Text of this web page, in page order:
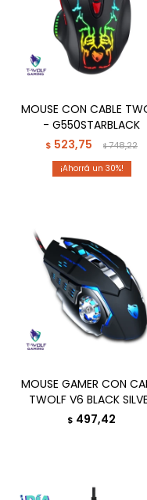
MOUSE CON CABLE
- G550STARBLACK
$ 523,75 $748,22
30
MOUSE GAMER CON
TWOLF V6 BLACK
$ 497,42